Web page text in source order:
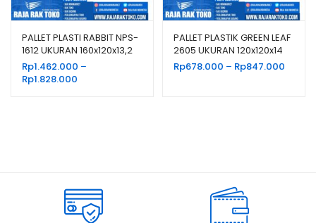
PALLET PLASTI RABBIT NPS-
1612 UKURAN 160x120x13,2
CM
Rp1.462.000 –
Rp1.828.000
PALLET PLASTIK GREEN LEAF
2605 UKURAN 120x120x14
CM
Rp678.000 – Rp847.000